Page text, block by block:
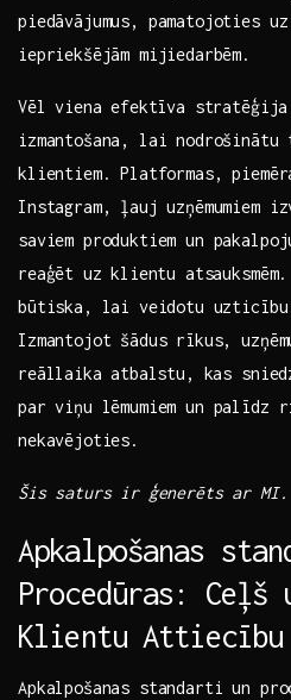
piedāvājumus, pamatojoties
iepriekšējām mijiedarbēm.
Vēl⁤ viena efektīva‍
izmantošana, lai
klientiem. Platformas,
Instagram, ļauj uzņēmumiem
saviem produktiem un
reaģēt uz ⁤klientu
būtiska, lai veidotu
‌Izmantojot šādus rīkus,
reāllaika⁤ atbalstu, kas
par viņu lēmumiem un palīdz​
‌nekavējoties.
Šis saturs ir ģenerēts ar MI.
Apkalpošanas
Procedūras: Ceļš
Klientu Attiecību
Apkalpošanas standarti ‍un